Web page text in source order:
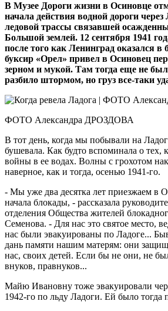
В Музее Дороги жизни в Осиновце
начала действия водной дороги через
ледовой трассы связавшей
Большой землей. 12 сентября 1941
после того как Ленинград оказался в
буксир «Орел» привел в Осиновец
зерном и мукой. Там тогда еще не
разбило штормом, но груз все-таки
ФОТО Александра ДРОЗДОВА
В тот день, когда мы побывали на
бушевала. Как будто вспоминала о тех,
войны в ее водах. Волны с грохотом
наверное, как и тогда, осенью 1941-го.
- Мы уже два десятка лет приезжаем в
начала блокады, - рассказала
отделения Общества жителей
Семенова. - Для нас это святое место,
нас были эвакуированы по Ладоге...
дань памяти нашим матерям: они
нас, своих детей. Если бы не они, не
внуков, правнуков...
Майю Ивановну тоже эвакуировали
1942-го по льду Ладоги. Ей было тогда